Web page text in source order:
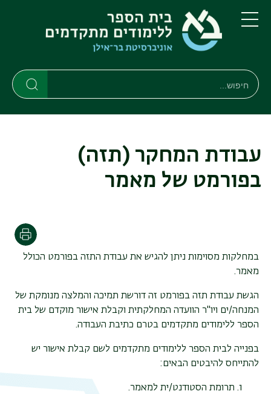
לתוכן
העיקרי
לתפריט
ניווט
ראשי
תפריט
חיפוש
חיפוש
עבודת המחקר (תזה)
בפורמט של מאמר
Print
במחלקות מסוימות ניתן להגיש את עבודת התזה בפורמט הכולל
מאמר.
הגשת עבודת תזה בפורמט זה דורשת תמיכה והמלצה מנומקת של
המנחה/ים ויו"ר הוועדה המחלקתית וקבלת אישור מוקדם של בית
הספר ללימודים מתקדמים בטרם כתיבת העבודה.
בפנייה לבית הספר ללימודים מתקדמים לשם קבלת אישור יש
להתייחס להיבטים הבאים:
תרומת הסטודנט/ית למאמר.